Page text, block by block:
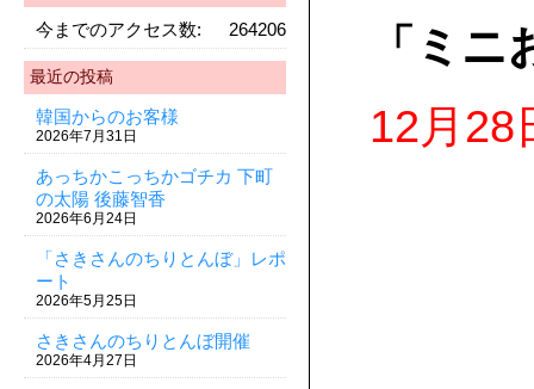
264206
今までのアクセス数:
最近の投稿
韓国からのお客様
2026年7月31日
あっちかこっちかゴチカ 下町
の太陽 後藤智香
2026年6月24日
「さきさんのちりとんぼ」レポ
ート
2026年5月25日
さきさんのちりとんぼ開催
2026年4月27日
「ミ
12月28